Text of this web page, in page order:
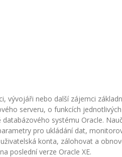
vývojáři nebo další zájemci
serveru, o funkcích jednotlivých
systému Oracle.
pro ukládání dat,
konta, zálohovat a
poslední verze Oracle XE.